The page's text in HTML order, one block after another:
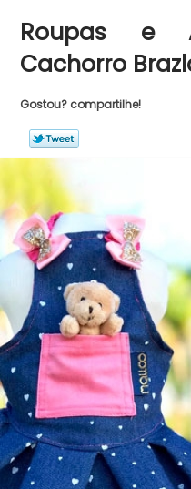
Roupas e
Cachorro
Gostou? compartilhe!